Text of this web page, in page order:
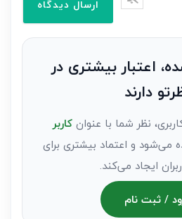
اعتبار بیشتری در
دارند
نظر شما با عنوانکاربر
می‌شود و اعتماد بیشتری برای
ایجاد می‌کند.
/ ثبت نام